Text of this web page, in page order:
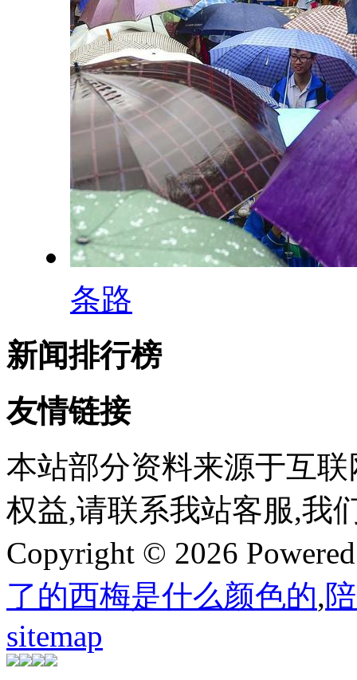
条路
新闻排行榜
友情链接
本站部分资料来源于互
权益,请联系我站客服,我
Copyright © 2026
了的西梅是什么颜色的,
sitemap